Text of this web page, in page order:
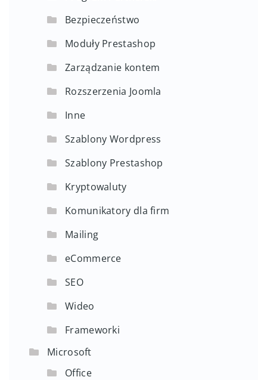
Bezpieczeństwo
Moduły Prestashop
Zarządzanie kontem
Rozszerzenia Joomla
Inne
Szablony Wordpress
Szablony Prestashop
Kryptowaluty
Komunikatory dla firm
Mailing
eCommerce
SEO
Wideo
Frameworki
Microsoft
Office